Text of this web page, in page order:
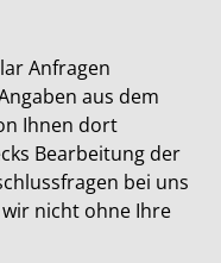
Anfragen
aus dem
Ihnen dort
Bearbeitung der
bei uns
nicht ohne Ihre